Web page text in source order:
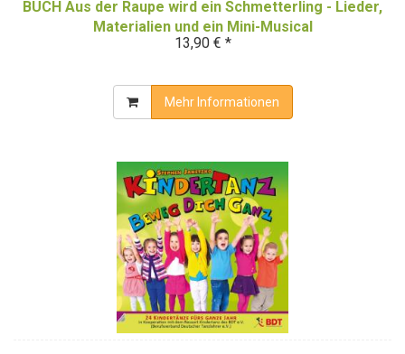
BUCH Aus der Raupe wird ein Schmetterling - Lieder,
Materialien und ein Mini-Musical
13,90 € *
Mehr Informationen